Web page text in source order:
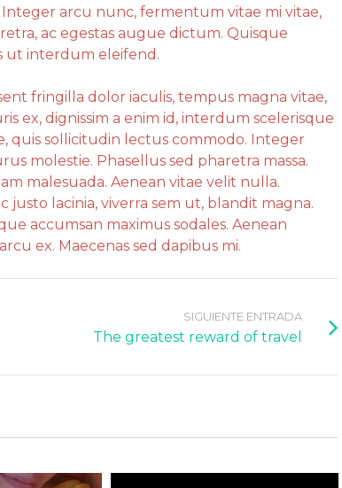
arcu nunc, fermentum vitae mi vitae,
ac egestas augue dictum. Quisque
ut interdum eleifend.
fringilla dolor iaculis, tempus magna vitae,
ex, dignissim a enim id, interdum scelerisque
quis sollicitudin lectus commodo. Integer
molestie. Phasellus sed pharetra massa.
malesuada. Aenean vitae velit nulla.
justo lacinia, viverra sem ut, blandit magna.
accumsan maximus sodales. Aenean
ex. Maecenas sed dapibus mi.
SIGUIENTE ENTRADA
The greatest reward of travel